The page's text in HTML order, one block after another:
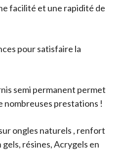
facilité et une rapidité de
pour satisfaire la
semi permanent permet
nombreuses prestations !
ongles naturels , renfort
gels, résines, Acrygels en